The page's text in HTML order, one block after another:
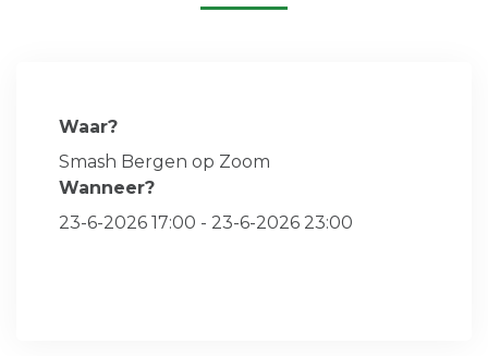
Waar?
Smash Bergen op Zoom
Wanneer?
23-6-2026 17:00 - 23-6-2026 23:00